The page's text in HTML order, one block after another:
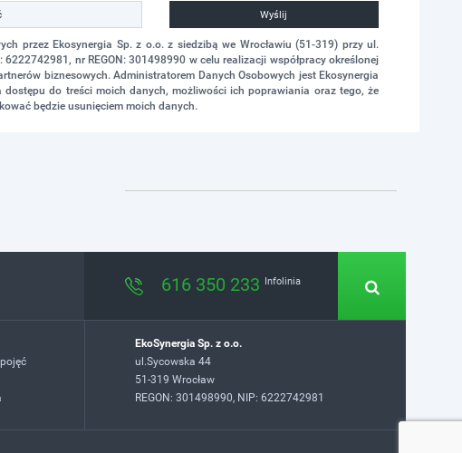
Wyślij
przez Ekosynergia Sp. z o.o. z siedzibą we Wrocławiu (51-319) przy ul.
nr REGON: 301498990 w celu realizacji współpracy określonej
biznesowych. Administratorem Danych Osobowych jest Ekosynergia
dostępu do treści moich danych, możliwości ich poprawiania oraz tego, że
będzie usunięciem moich danych.
616 350 233 Infolinia
EkoSynergia Sp. z o.o.
ul.Sycowska 44
51-319 Wrocław
REGON: 301498990, NIP: 6222742981